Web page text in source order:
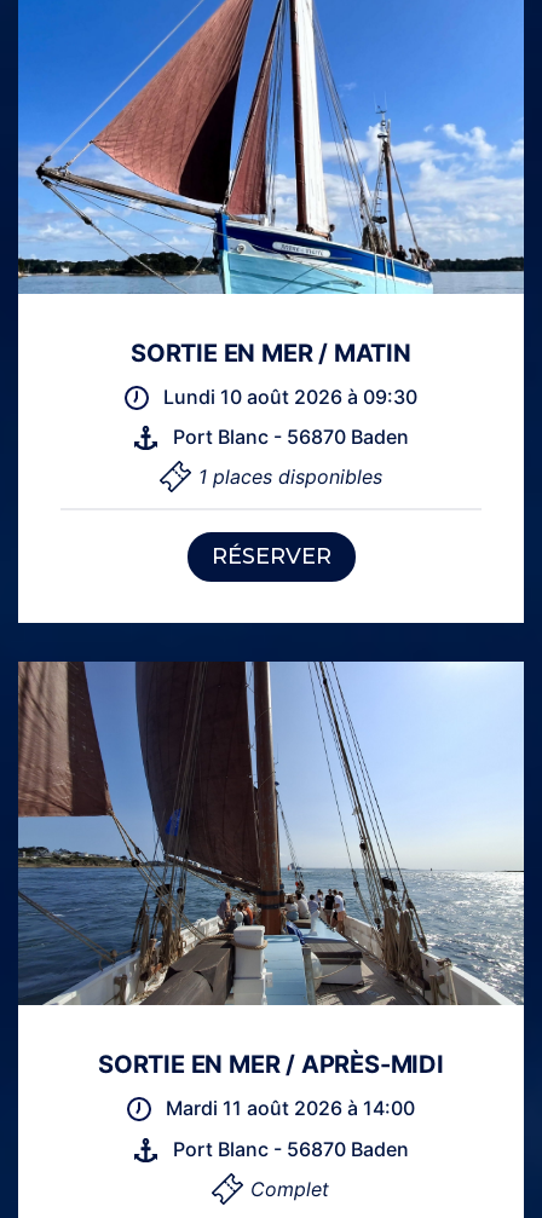
SORTIE EN MER / MATIN
Lundi 10 août 2026 à 09:30
Port Blanc - 56870 Baden
1 places disponibles
RÉSERVER
SORTIE EN MER / APRÈS-MIDI
Mardi 11 août 2026 à 14:00
Port Blanc - 56870 Baden
Complet